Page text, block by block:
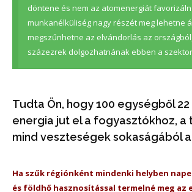
döntene és nem az atomenergiát
munkanélküliség nagy részét meg lehetne
megszűnhetne az elvándorlás az
százezrek dolgozhatnának ebben a
Tudta Ön, hogy 100 egységből
energia jut el a fogyasztókhoz, a
mind veszteségek sokaságából
Ha szűk régiónként mindenki helyben
és földhő hasznosítással termelné meg az